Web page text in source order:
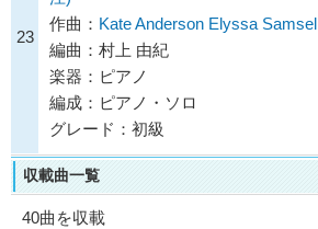
23
作曲： Kate Anderson Elyssa Samsel
編曲：村上 由紀
楽器：ピアノ
編成：ピアノ・ソロ
グレード：初級
収載曲一覧
40曲を収載